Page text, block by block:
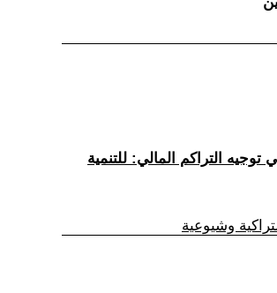
توجيه التراكم المالي: للتنمية
وشيوعية